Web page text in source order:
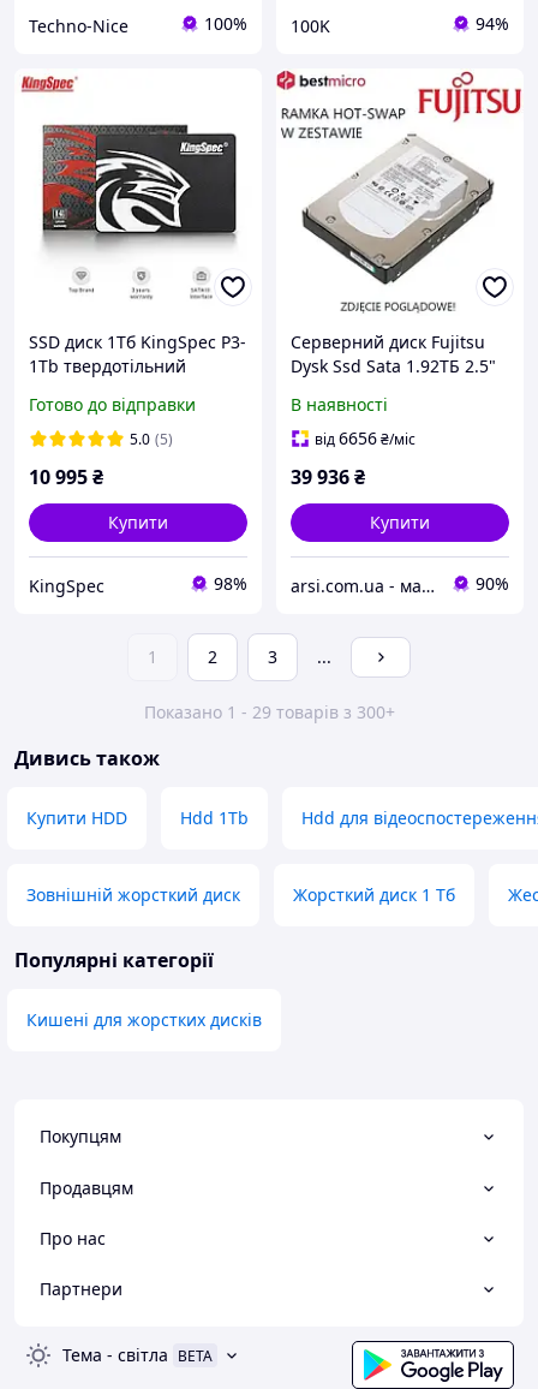
Techno-Nice 100% 100K 94%
SSD диск 1Тб KingSpec P3-
1Tb твердотільний
2.5" 1Tb ссд
Готово до відправки
5.0 (5)
10 995₴
Купити
KingSpec 98%
Серверний диск Fujitsu
Dysk Ssd Sata 1.92ТБ 2.5"
(S26361F5588L192)
В наявності
від6656₴/міс
39 936₴
Купити
arsi.com.ua - магазин техніки 90%
1 2 3 ...
Показано 1 - 29 товарів з 300+
Дивись також
Купити HDD Hdd 1Tb Hdd для
Зовнішній жорсткий диск Жорсткий диск 1 Тб
Популярні категорії
Кишені для жорстких дисків
Покупцям
Продавцям
Про нас
Партнери
Тема - світла BETA